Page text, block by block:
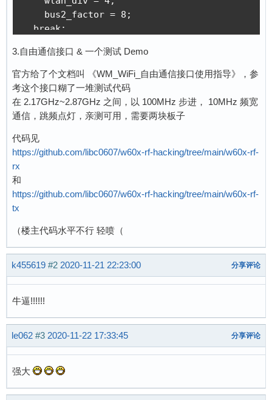
    bus2_factor = 8;
  break;
    wlan_div = 1;
    bus2_factor = 2;
  break;
  }
  reg |= (wlan_div <<4);
  reg |= (bus2_factor <<8);
  delayMicroseconds(1);
  delayMicroseconds(1);
  return;
}
3.自由通信接口 & 一个测试 Demo
官方给了个文档叫 《WM_WiFi_自由通信接口使用指导》，参
考这个接口糊了一堆测试代码
在 2.17GHz~2.87GHz 之间，以 100MHz 步进， 10MHz 频宽
通信，跳频点灯，亲测可用，需要两块板子
代码见
https://github.com/libc0607/w60x-rf-hacking/tree/main/w60x-rf-
rx
和
https://github.com/libc0607/w60x-rf-hacking/tree/main/w60x-rf-
tx
（楼主代码水平不行 轻喷（
k455619 #2 2020-11-21 22:23:00 分享评论
牛逼!!!!!!
le062 #3 2020-11-22 17:33:45 分享评论
强大